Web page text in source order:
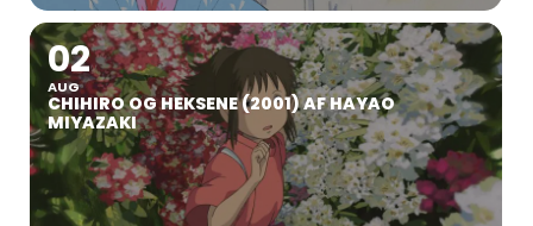
02
AUG
CHIHIRO OG HEKSENE (2001) AF HAYAO
MIYAZAKI